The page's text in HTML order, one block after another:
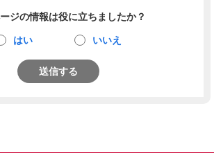
ジの情報は役に立ちましたか？
はい いいえ
送信する